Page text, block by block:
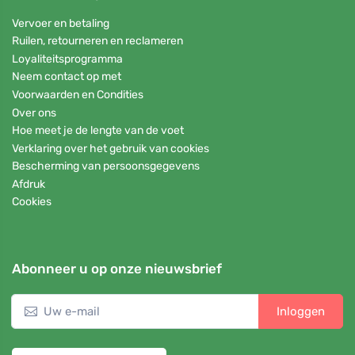
Vervoer en betaling
Ruilen, retourneren en reclameren
Loyaliteitsprogramma
Neem contact op met
Voorwaarden en Condities
Over ons
Hoe meet je de lengte van de voet
Verklaring over het gebruik van cookies
Bescherming van persoonsgegevens
Afdruk
Cookies
Abonneer u op onze nieuwsbrief
Inloggen